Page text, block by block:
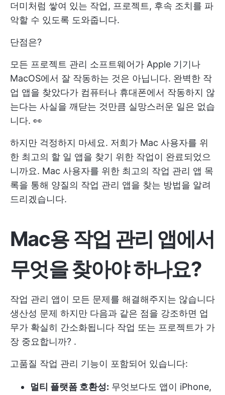
더미처럼 쌓여 있는 작업, 프로젝트, 후속 조치를 파
악할 수 있도록 도와줍니다.
단점은?
모든 프로젝트 관리 소프트웨어가 Apple 기기나
MacOS에서 잘 작동하는 것은 아닙니다. 완벽한 작
업 앱을 찾았다가 컴퓨터나 휴대폰에서 작동하지 않
는다는 사실을 깨닫는 것만큼 실망스러운 일은 없습
니다. 👀
하지만 걱정하지 마세요. 저희가 Mac 사용자를 위
한 최고의 할 일 앱을 찾기 위한 작업이 완료되었으
니까요. Mac 사용자를 위한 최고의 작업 관리 앱 목
록을 통해 양질의 작업 관리 앱을 찾는 방법을 알려
드리겠습니다.
Mac용 작업 관리 앱에서
무엇을 찾아야 하나요?
작업 관리 앱이 모든 문제를 해결해주지는 않습니다
생산성 문제 하지만 다음과 같은 점을 강조하면 업
무가 확실히 간소화됩니다 작업 또는 프로젝트가 가
장 중요합니까? .
고품질 작업 관리 기능이 포함되어 있습니다:
멀티 플랫폼 호환성: 무엇보다도 앱이 iPhone,